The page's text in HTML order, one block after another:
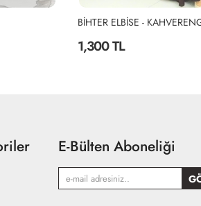
BİHTER ELBİSE - SİYAH
1,300 TL
E-Bülten Aboneliği